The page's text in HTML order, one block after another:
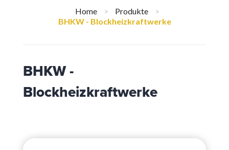
Home > Produkte
>
BHKW - Blockheizkraftwerke
BHKW -
Blockheizkraftwerke